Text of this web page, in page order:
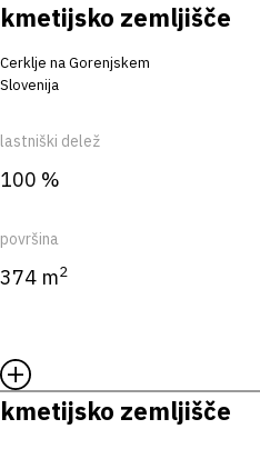
kmetijsko zemljišče
Cerklje na Gorenjskem
Slovenija
lastniški delež
100 %
površina
374 m2
kmetijsko zemljišče